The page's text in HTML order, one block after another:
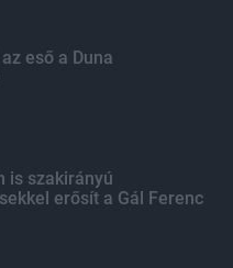
eső a Duna
is szakirányú
erősít a Gál Ferenc